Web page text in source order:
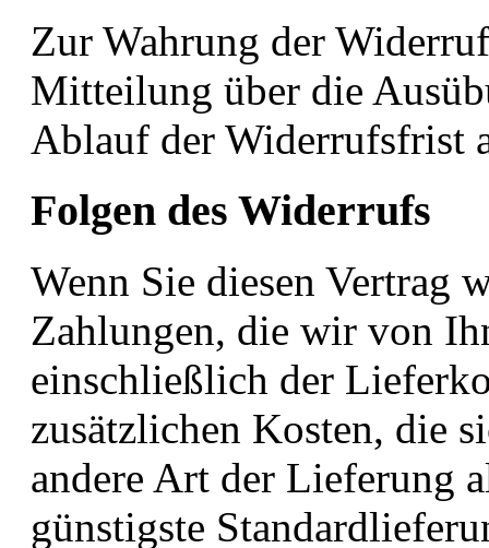
Zur Wahrung der
Mitteilung über die
Ablauf der Widerrufsfrist
Folgen des Widerrufs
Wenn Sie diesen Vertrag
Zahlungen, die wir von
einschließlich der
zusätzlichen Kosten, die
andere Art der Lieferung
günstigste